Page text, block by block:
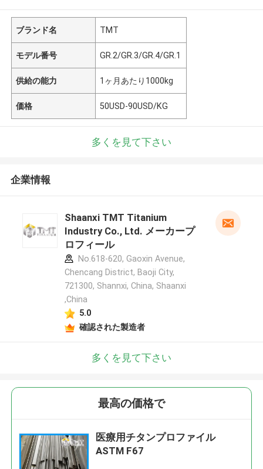
ブランド名 TMT
モデル番号 GR.2/GR.3/GR.4/GR.1
供給の能力 1ヶ月あたり1000kg
価格 50USD-90USD/KG
多くを見て下さい
企業情報
Shaanxi TMT Titanium
Industry Co., Ltd. メーカープ
ロフィール
No.618-620, Gaoxin Avenue,
Chencang District, Baoji City,
721300, Shannxi, China, Shaanxi
,China
5.0
確認された製造者
多くを見て下さい
最高の価格で
医療用チタンプロファイル
ASTM F67